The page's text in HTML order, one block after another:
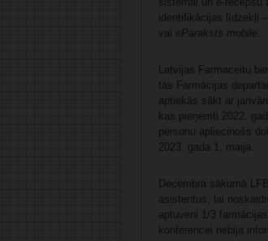
identifikācijas līdzekļi
vai eParaksts mobile.
Latvijas Farmaceitu
tās Farmācijas
aptiekās sākt ar
kas pieņemti 2022.
personu apliecinošs
2023. gada 1. maija.
Decembra sākumā
asistentus, lai
aptuveni 1/3
konferencei nebija